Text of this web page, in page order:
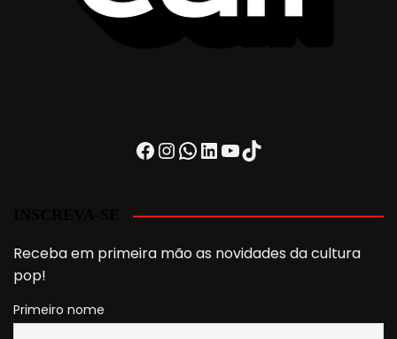
Facebook
Instagram
WhatsApp
LinkedIn
Youtube
TikTok
Receba em primeira mão as novidades da cultura
pop!
Primeiro nome